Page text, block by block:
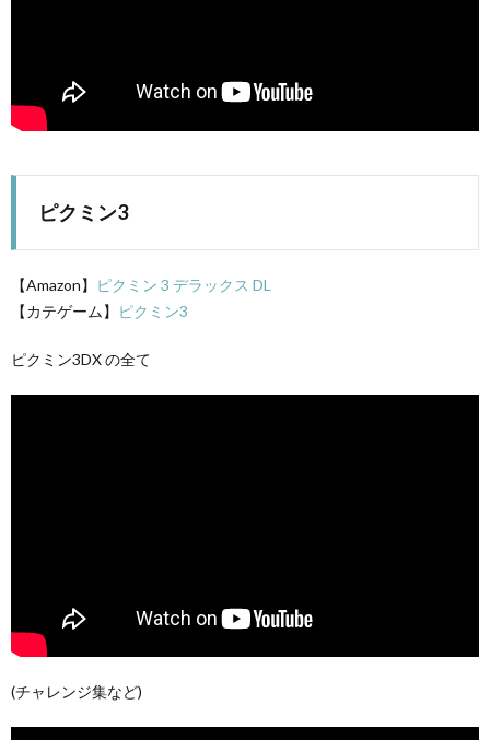
ピクミン3
【Amazon】
ピクミン 3 デラックス DL
【カテゲーム】
ピクミン3
ピクミン3DX の全て
(チャレンジ集など)